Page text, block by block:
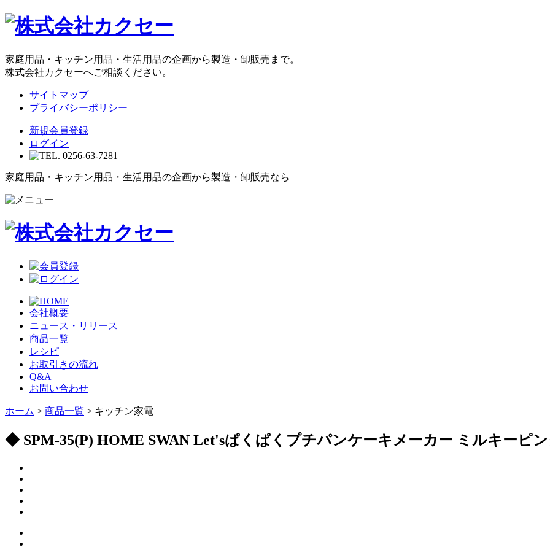
家庭用品・キッチン用品・生活用品の企画から製造・卸販売まで。
株式会社カクセーへご相談ください。
サイトマップ
プライバシーポリシー
新規会員登録
ログイン
家庭用品・キッチン用品・生活用品の企画から製造・卸販売なら
会社概要
ニュース・リリース
商品一覧
レシピ
お取引きの流れ
Q&A
お問い合わせ
ホーム > 商品一覧 > キッチン家電
◆ SPM-35(P) HOME SWAN Let'sぱくぱくプチパンケーキメーカー ミルキーピ